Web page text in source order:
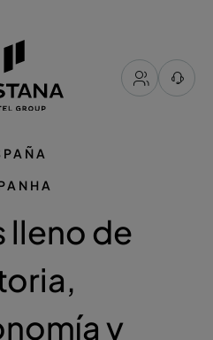
lleno de
y